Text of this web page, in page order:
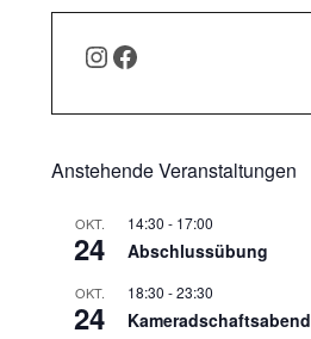
INSTAGRAM
FACEBOOK
Anstehende Veranstaltungen
OKT.
24
14:30 - 17:00
Abschlussübung
OKT.
24
18:30 -23:30
Kameradschaftsabend